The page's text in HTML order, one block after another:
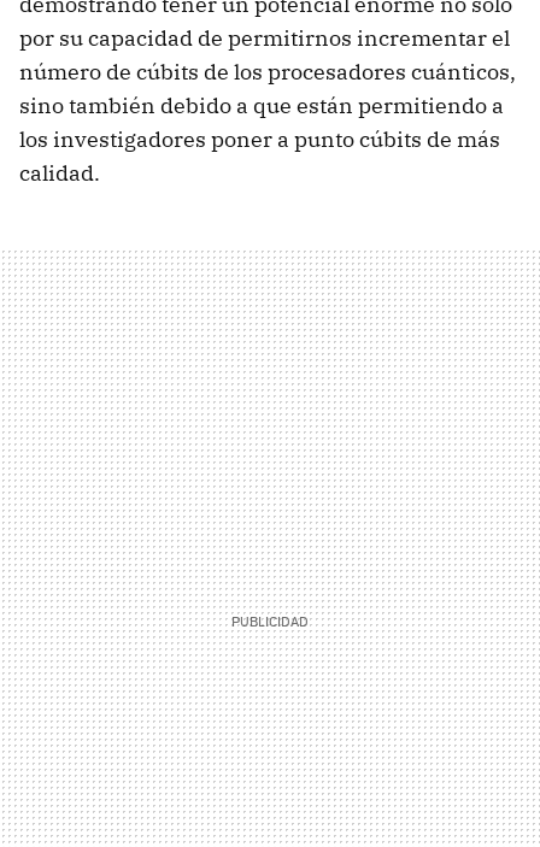
por su capacidad de permitirnos incrementar el
número de cúbits de los procesadores cuánticos,
sino también debido a que están permitiendo a
los investigadores poner a punto cúbits de más
calidad.